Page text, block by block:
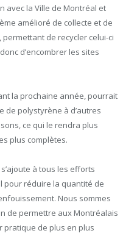
avec la Ville de Montréal et
amélioré de collecte et de
de recycler celui-ci
d’encombrer les sites
la prochaine année, pourrait
de polystyrène à d’autres
ce qui le rendra plus
plus complètes.
à tous les efforts
pour réduire la quantité de
Nous sommes
de permettre aux Montréalais
pratique de plus en plus